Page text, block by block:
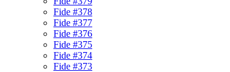
Fide #378
Fide #377
Fide #376
Fide #375
Fide #374
Fide #373